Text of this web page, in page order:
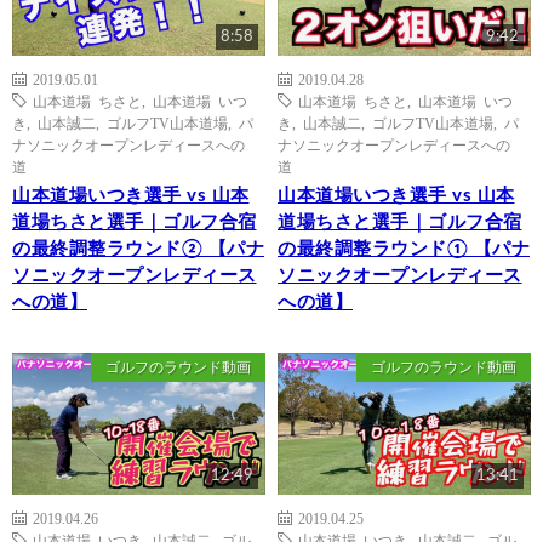
8:58
2019.05.01
山本道場 ちさと
山本道場 いつ
き
山本誠二 ゴルフTV山本道場
パ
ナソニックオープンレディースへの
道
山本道場いつき選手 vs 山本
道場ちさと選手｜ゴルフ合宿
の最終調整ラウンド② 【パナ
ソニックオープンレディース
への道】
9:42
2019.04.28
山本道場 ちさと
山本道場 いつ
き
山本誠二 ゴルフTV山本道場
パ
ナソニックオープンレディースへの
道
山本道場いつき選手 vs 山本
道場ちさと選手｜ゴルフ合宿
の最終調整ラウンド① 【パナ
ソニックオープンレディース
への道】
ゴルフのラウンド動画
12:49
2019.04.26
ゴルフのラウンド動画
13:41
2019.04.25